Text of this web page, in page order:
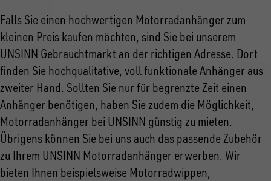
Falls Sie einen hochwertigen Motorradanhänger zum
kleinen Preis kaufen möchten, sind Sie bei unserem
UNSINN Gebrauchtmarkt an der richtigen Adresse. Dort
finden Sie hochqualitative, voll funktionale Anhänger aus
zweiter Hand. Sollten Sie nur für begrenzte Zeit einen
Anhänger benötigen, haben Sie zudem die Möglichkeit,
Motorradanhänger bei UNSINN günstig zu mieten.
Übrigens können Sie bei uns auch das passende Zubehör
zu Ihrem UNSINN Motorradanhänger erwerben. Wir
bieten Ihnen beispielsweise Motorradwippen,